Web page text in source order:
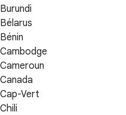
Burundi
Bélarus
Bénin
Cambodge
Cameroun
Canada
Cap-Vert
Chili